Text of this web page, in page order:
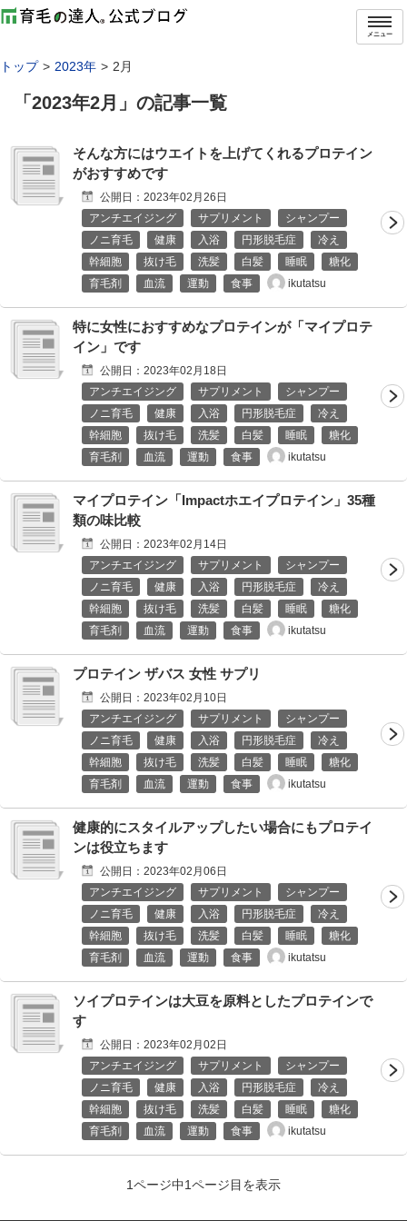
メニュー
トップ 2023年 2月
「 2023年2月 」の記事一覧
そんな方にはウエイトを上げてくれるプロテイン
がおすすめです
公開日： 2023年02月26日
アンチエイジング
サプリメント
シャンプー
ノニ育毛
健康 入浴 円形脱毛症
冷え
幹細胞
抜け毛 洗髪 白髪 睡眠
糖化
育毛剤
血流 運動 食事 ikutatsu
特に女性におすすめなプロテインが「マイプロテ
イン」です
公開日： 2023年02月18日
アンチエイジング
サプリメント
シャンプー
ノニ育毛
健康 入浴 円形脱毛症
冷え
幹細胞
抜け毛 洗髪 白髪 睡眠
糖化
育毛剤
血流 運動 食事 ikutatsu
マイプロテイン「Impactホエイプロテイン」35種
類の味比較
公開日： 2023年02月14日
アンチエイジング
サプリメント
シャンプー
ノニ育毛
健康 入浴 円形脱毛症
冷え
幹細胞
抜け毛 洗髪 白髪 睡眠
糖化
育毛剤
血流 運動 食事 ikutatsu
プロテイン ザバス 女性 サプリ
公開日： 2023年02月10日
アンチエイジング
サプリメント
シャンプー
ノニ育毛
健康 入浴 円形脱毛症
冷え
幹細胞
抜け毛 洗髪 白髪 睡眠
糖化
育毛剤
血流 運動 食事 ikutatsu
健康的にスタイルアップしたい場合にもプロテイ
ンは役立ちます
公開日： 2023年02月06日
アンチエイジング
サプリメント
シャンプー
ノニ育毛
健康 入浴 円形脱毛症
冷え
幹細胞
抜け毛 洗髪 白髪 睡眠
糖化
育毛剤
血流 運動 食事 ikutatsu
ソイプロテインは大豆を原料としたプロテインで
す
公開日： 2023年02月02日
アンチエイジング
サプリメント
シャンプー
ノニ育毛
健康 入浴 円形脱毛症
冷え
幹細胞
抜け毛 洗髪 白髪 睡眠
糖化
育毛剤
血流 運動 食事 ikutatsu
1ページ中1ページ目を表示